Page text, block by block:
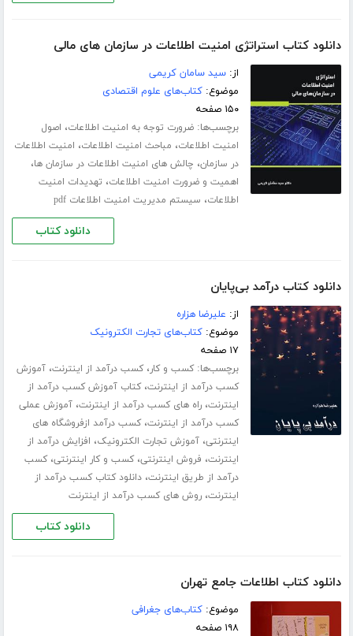
دانلود کتاب استراتژی امنیت اطلاعات در سازمان های مالی
از:سید سامان کریمی
موضوع:کتاب‌های علوم اقتصادی
۱۵۰ صفحه
برچسب‌ها:ضرورت توجه به امنیت اطلاعات، اصول
امنیت اطلاعات، مباحث امنیت اطلاعات، امنیت اطلاعات
در سازمان، چالش های امنیت اطلاعات در سازمان ها،
اهمیت و ضرورت امنیت اطلاعات، تهدیدات امنیت
اطلاعات، سیستم مدیریت امنیت اطلاعات pdf
دانلود کتاب
دانلود کتاب درآمد بی‌پایان
از: علیرضا هزاره
موضوع:کتاب‌های تجارت الکترونیک
۱۷ صفحه
برچسب‌ها:کسب و کار،کسب درآمد از اینترنت،آموزش
کسب درآمد از اینترنت،کتاب آموزش کسب درآمد از
اینترنت،راه های کسب درآمد از اینترنت،آموزش عملی
کسب درآمد از اینترنت،کسب درآمد ازفروشگاه های
اینترنتی،آموزش تجارت الکترونیک، افزایش درآمد از
اینترنت، فروش اینترنتی،کسب و کار اینترنتی،کسب
درآمد از طریق اینترنت،دانلود کتاب کسب درآمد از
اینترنت،روش های کسب درآمد از اینترنت
دانلود کتاب
دانلود کتاب اطلاعات جامع تهران
موضوع:کتاب‌های جغرافی
۱۹۸ صفحه